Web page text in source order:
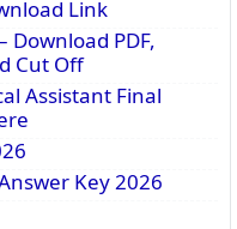
Link
Download PDF,
Cut Off
Assistant Final
Key 2026